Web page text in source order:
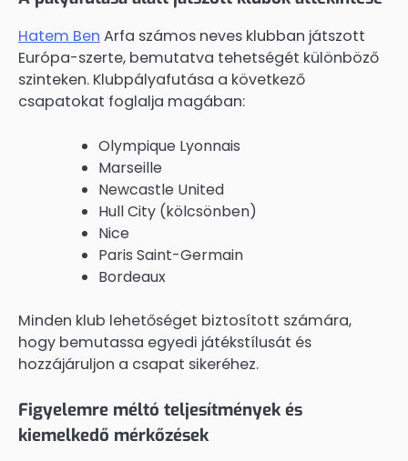
Hatem Ben Arfa számos neves klubban játszott
Európa-szerte, bemutatva tehetségét különböző
szinteken. Klubpályafutása a következő
csapatokat foglalja magában:
Olympique Lyonnais
Marseille
Newcastle United
Hull City (kölcsönben)
Nice
Paris Saint-Germain
Bordeaux
Minden klub lehetőséget biztosított számára,
hogy bemutassa egyedi játékstílusát és
hozzájáruljon a csapat sikeréhez.
Figyelemre méltó teljesítmények és
kiemelkedő mérkőzések